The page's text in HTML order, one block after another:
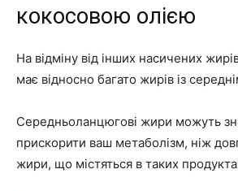
кокосовою олією
На відміну від інших насичених
має відносно багато жирів із
Середньоланцюгові жири можуть
прискорити ваш метаболізм, ніж
жири, що містяться в таких